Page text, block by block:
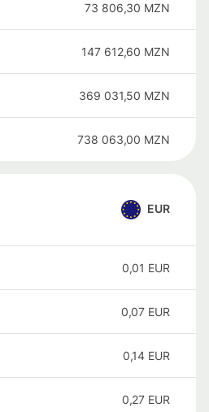
73 806,30 MZN
147 612,60 MZN
369 031,50 MZN
738 063,00 MZN
EUR
0,01 EUR
0,07 EUR
0,14 EUR
0,27 EUR